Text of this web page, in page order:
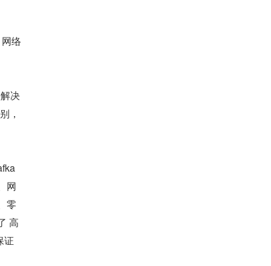
络
决
，
网
零
高
证